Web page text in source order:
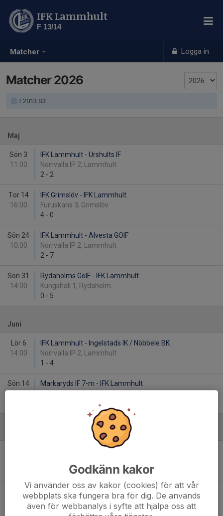
Matcher Logga in
IFK Lammhult
F 13/14
Matcher 2026
F2013 S3
Maj
Sön 3
11:00
IFK Lammhult - Urshults IF
Norrvalla IP 2, Lammhult
2 - 2
Tor 14
16:00
IFK Grimslöv - IFK Lammhult
Furuskans 3, Grimslöv
4 - 0
Sön 24
10:00
IFK Lammhult - Alvesta GOIF
Norrvalla IP 2, Lammhult
2 - 7
Sön 31
14:00
Rydaholms GoIF - IFK Lammhult
Kungshall 1, Rydaholm
0 - 5
Juni
Lör 6
14:00
IFK Lammhult - Ingelstads IK / Nöbbele BK
Norrvalla IP 2, Lammhult
1 - 4
Sön 14
Markaryds IF 7-m - IFK Lammhult
Urshults IF - IFK Lammhult
11:00
IFK Lammhult - IFK Grimslöv
Norrvalla IP 2, Lammhult
-
Godkänn kakor
Vi använder oss av kakor (cookies) för att vår
webbplats ska fungera bra för dig. De används
även för webbanalys i syfte att hjälpa oss att